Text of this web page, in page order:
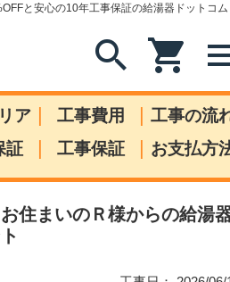
と安心の10年工事保証の給湯器ドットコム
search shopping_cart
ア | 工事費用 | 工事の流
証 | 工事保証 | お支払方
住まいのＲ様からの給湯